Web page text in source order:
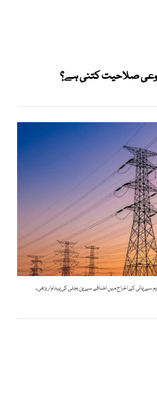
صلاحیت کتنی ہے؟
سے پانی کے اخراج میں اضافے سے پن بجلی کی پیداوار بڑھی۔